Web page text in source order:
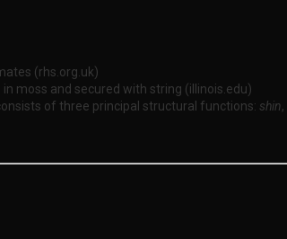
(rhs.org.uk)
moss and secured with string (illinois.edu)
of three principal structural functions: shin,